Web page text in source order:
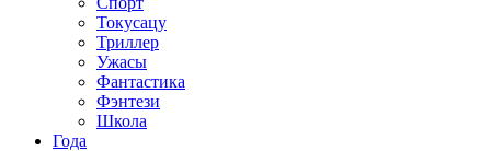
Токусацу
Триллер
Ужасы
Фантастика
Фэнтези
Школа
Года